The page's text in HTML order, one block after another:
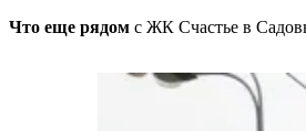
Что еще рядом с ЖК Счастье в